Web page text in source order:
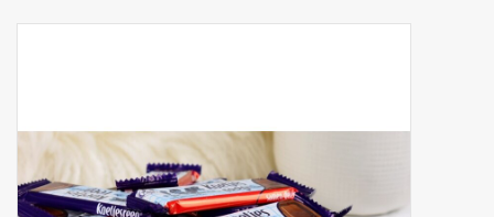
Biscuits apéritifs / Snacks salés